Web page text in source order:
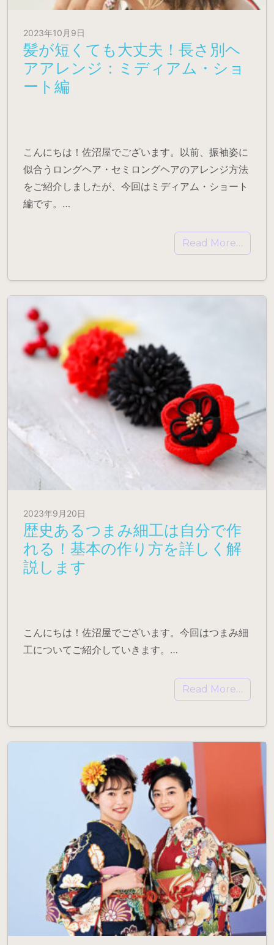
2023年10月9日
髪が短くても大丈夫！長さ別ヘ
アアレンジ：ミディアム・ショ
ート編
こんにちは！佐沼屋でございます。以前、振袖姿に
似合うロングヘア・セミロングヘアのアレンジ方法
をご紹介しましたが、今回はミディアム・ショート
編です。…
Read More…
2023年9月20日
歴史あるつまみ細工は自分で作
れる！基本の作り方を詳しく解
説します
こんにちは！佐沼屋でございます。今回はつまみ細
工についてご紹介していきます。…
Read More…